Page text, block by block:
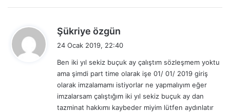
Şükriye özgün
i
k
i
:
24 Ocak 2019, 22:40
Ben iki yıl sekiz buçuk ay çalıştım sözleşmem yoktu
ama şimdi part time olarak işe 01/ 01/ 2019 giriş
olarak imzalamamı istiyorlar ne yapmalıyım eğer
imzalarsam çalıştığım iki yıl sekiz buçuk ay dan
tazminat hakkımı kaybeder miyim lütfen aydınlatır